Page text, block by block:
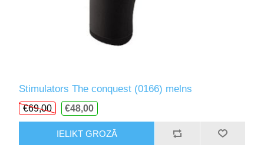
Stimulators The conquest (0166) melns
€69,00 €48,00
IELIKT GROZĀ